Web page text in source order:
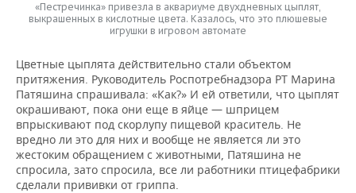
«Пестречинка» привезла в аквариуме двухдневных цыплят,
выкрашенных в кислотные цвета. Казалось, что это плюшевые
игрушки в игровом автомате
Цветные цыплята действительно стали объектом
притяжения. Руководитель Роспотребнадзора РТ Марина
Патяшина спрашивала: «Как?» И ей ответили, что цыплят
окрашивают, пока они еще в яйце — шприцем
впрыскивают под скорлупу пищевой краситель. Не
вредно ли это для них и вообще не является ли это
жестоким обращением с животными, Патяшина не
спросила, зато спросила, все ли работники птицефабрики
сделали прививки от гриппа.